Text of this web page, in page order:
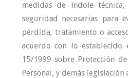
medidas de índole
seguridad necesarias para
pérdida, tratamiento o
acuerdo con lo establecido
15/1999 sobre Protección
Personal, y demás legislación